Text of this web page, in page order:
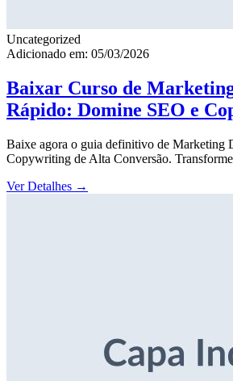
Uncategorized
Adicionado em: 05/03/2026
Baixar Curso de
Rápido: Domine SEO e
Baixe agora o guia definitivo de Marketing
Copywriting de Alta Conversão.
Ver Detalhes →